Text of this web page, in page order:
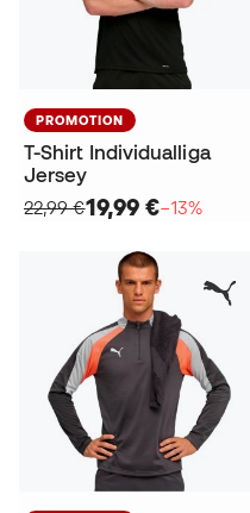
PROMOTION
T-Shirt Individualliga
Jersey
22,99 €19,99 €−13%